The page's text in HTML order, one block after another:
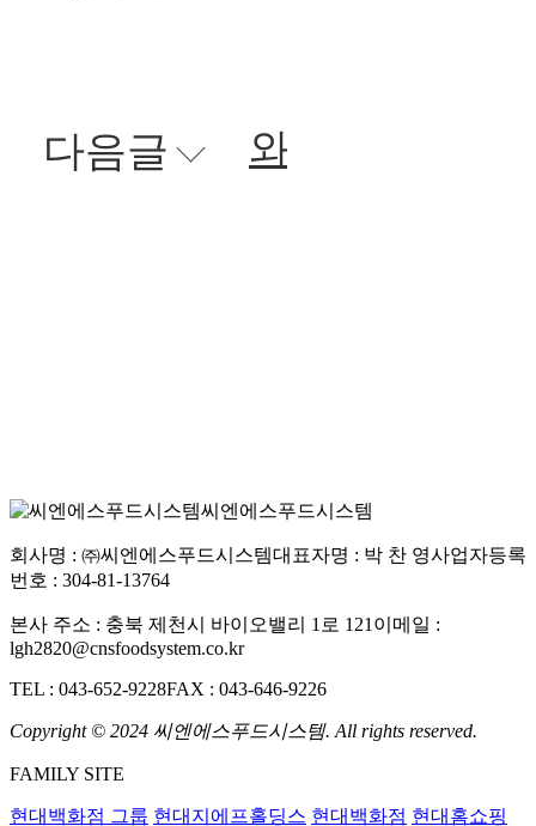
다음글
씨엔에스푸드시스템
회사명 : ㈜씨엔에스푸드시스템대표자명 : 박 찬 영사업자등록
번호 : 304-81-13764
본사 주소 : 충북 제천시 바이오밸리 1로 121 이메일 :
lgh2820@cnsfoodsystem.co.kr
TEL : 043-652-9228FAX : 043-646-9226
Copyright © 2024 씨엔에스푸드시스템. All rights reserved.
FAMILY SITE
현대백화점 그룹 현대지에프홀딩스 현대백화점 현대홈쇼핑